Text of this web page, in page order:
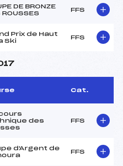
DE BRONZE
ROUSSES
FFS
Prix de Haut
Ski
FFS
Cat.
des
FFS
d'Argent de
FFS